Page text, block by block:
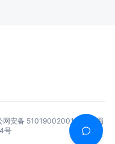
网安备 51019002001144号
蜀
号